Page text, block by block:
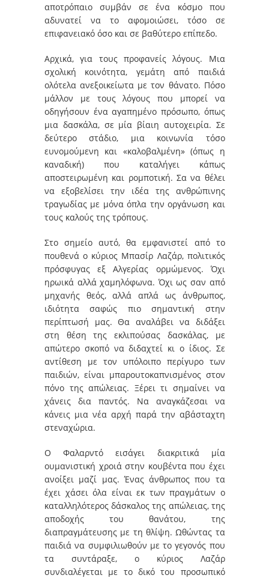
αποτρόπαιο συμβάν σε ένα κόσμο που
αδυνατεί να το αφομοιώσει, τόσο σε
επιφανειακό όσο και σε βαθύτερο επίπεδο.
Αρχικά, για τους προφανείς λόγους. Μια
σχολική κοινότητα, γεμάτη από παιδιά
ολότελα ανεξοικείωτα με τον θάνατο. Πόσο
μάλλον με τους λόγους που μπορεί να
οδηγήσουν ένα αγαπημένο πρόσωπο, όπως
μια δασκάλα, σε μία βίαιη αυτοχειρία. Σε
δεύτερο στάδιο, μια κοινωνία τόσο
ευνομούμενη και «καλοβαλμένη» (όπως η
καναδική) που καταλήγει κάπως
αποστειρωμένη και ρομποτική. Σα να θέλει
να εξοβελίσει την ιδέα της ανθρώπινης
τραγωδίας με μόνα όπλα την οργάνωση και
τους καλούς της τρόπους.
Στο σημείο αυτό, θα εμφανιστεί από το
πουθενά ο κύριος Μπασίρ Λαζάρ, πολιτικός
πρόσφυγας εξ Αλγερίας ορμώμενος. Όχι
ηρωικά αλλά χαμηλόφωνα. Όχι ως σαν από
μηχανής θεός, αλλά απλά ως άνθρωπος,
ιδιότητα σαφώς πιο σημαντική στην
περίπτωσή μας. Θα αναλάβει να διδάξει
στη θέση της εκλιπούσας δασκάλας, με
απώτερο σκοπό να διδαχτεί κι ο ίδιος. Σε
αντίθεση με τον υπόλοιπο περίγυρο των
παιδιών, είναι μπαρουτοκαπνισμένος στον
πόνο της απώλειας. Ξέρει τι σημαίνει να
χάνεις δια παντός. Να αναγκάζεσαι να
κάνεις μια νέα αρχή παρά την αβάσταχτη
στεναχώρια.
Ο Φαλαρντό εισάγει διακριτικά μία
ουμανιστική χροιά στην κουβέντα που έχει
ανοίξει μαζί μας. Ένας άνθρωπος που τα
έχει χάσει όλα είναι εκ των πραγμάτων ο
καταλληλότερος δάσκαλος της απώλειας, της
αποδοχής του θανάτου, της
διαπραγμάτευσης με τη θλίψη. Ωθώντας τα
παιδιά να συμφιλιωθούν με το γεγονός που
τα συντάραξε, ο κύριος Λαζάρ
συνδιαλέγεται με το δικό του προσωπικό